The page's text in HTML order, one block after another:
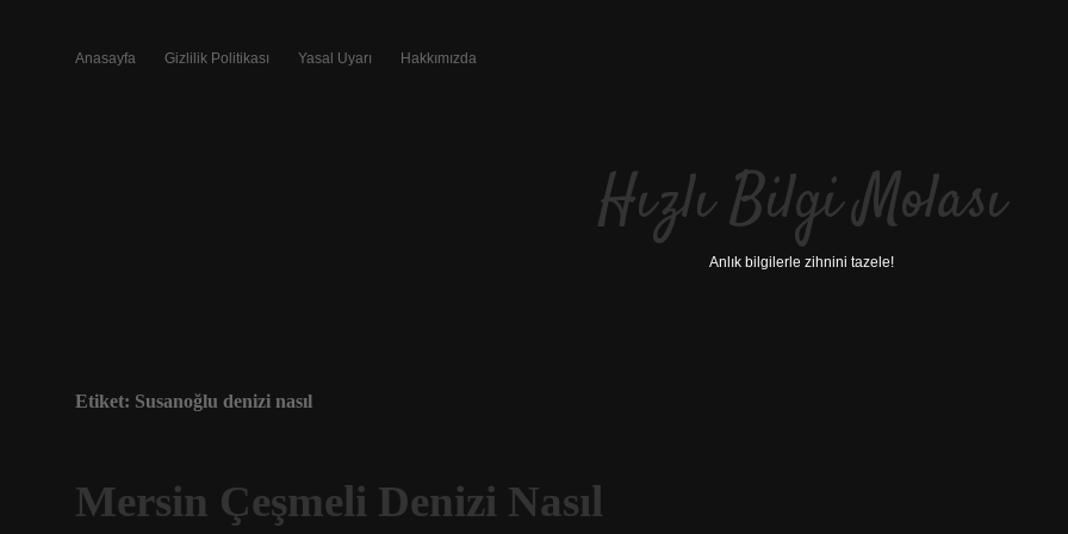
Anasayfa Gizlilik Politikası Yasal Uyarı Hakkımızda
Hızlı Bilgi Molası
Anlık bilgilerle zihnini tazele!
Etiket: Susanoğlu denizi nasıl
Mersin Çeşmeli Denizi Nasıl